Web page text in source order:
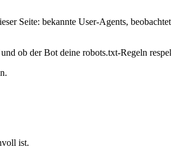
Seite: bekannte User-Agents,
ob der Bot deine robots.txt-Regeln
ist.